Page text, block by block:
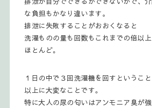
な負担もかなり違います。
排泄に失敗することがおおくなると
洗濯ものの量も回数もこれまでの倍以
ほとんど。
１日の中で３回洗濯機を回すというこ
以上に大変なことです。
特に大人の尿の匂いはアンモニア臭が